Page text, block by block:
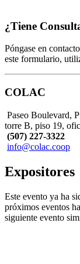
¿Tiene
Póngase en
este formulario,
COLAC
Paseo Boulevard,
torre B, piso 19,
(507) 227-3322
info@colac.coop
Expositores
Este evento ya ha
próximos eventos
siguiente evento